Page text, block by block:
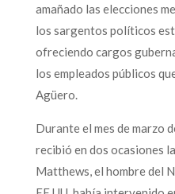
amañado las elecciones
los sargentos políticos
ofreciendo cargos
los empleados públicos
Agüero.
Durante el mes de marzo
recibió en dos ocasiones
Matthews, el hombre del